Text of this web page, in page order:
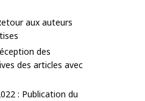
aux auteurs
des
des articles avec
: Publication du